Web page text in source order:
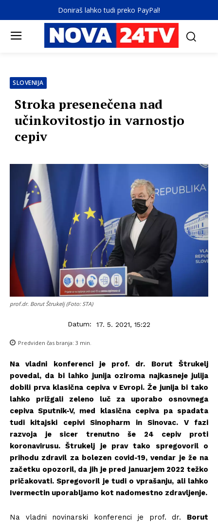
Doniraš lahko tudi preko PayPal!
SLOVENIJA
Stroka presenečena nad
učinkovitostjo in varnostjo
cepiv
prof.dr. Borut Štrukelj (Foto: STA)
Datum: 17. 5. 2021, 15:22
Predviden čas branja: 3 min.
Na vladni konferenci je prof. dr. Borut Štrukelj
povedal, da bi lahko junija oziroma najkasneje julija
dobili prva klasična cepiva v Evropi. Že junija bi tako
lahko prižgali zeleno luč za uporabo osnovnega
cepiva Sputnik-V, med klasična cepiva pa spadata
tudi kitajski cepivi Sinopharm in Sinovac. V fazi
razvoja je sicer trenutno še 24 cepiv proti
koronavirusu. Štrukelj je prav tako spregovoril o
prihodu zdravil za bolezen covid-19, vendar je že na
začetku opozoril, da jih je pred januarjem 2022 težko
pričakovati. Spregovoril je tudi o vprašanju, ali lahko
Ivermectin uporabljamo kot nadomestno zdravljenje.
Na vladni novinarski konferenci je prof. dr. Borut